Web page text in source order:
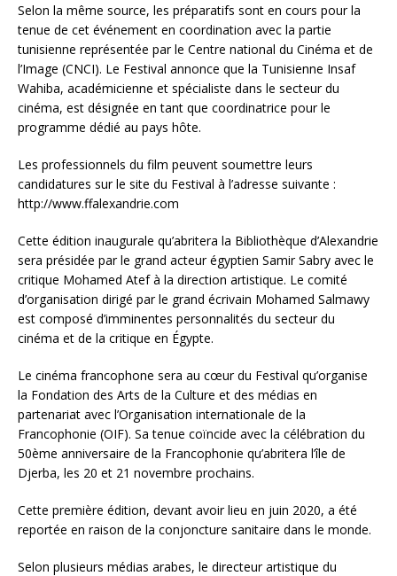
Selon la même source, les préparatifs sont en cours pour la
tenue de cet événement en coordination avec la partie
tunisienne représentée par le Centre national du Cinéma et de
l’Image (CNCI). Le Festival annonce que la Tunisienne Insaf
Wahiba, académicienne et spécialiste dans le secteur du
cinéma, est désignée en tant que coordinatrice pour le
programme dédié au pays hôte.
Les professionnels du film peuvent soumettre leurs
candidatures sur le site du Festival à l’adresse suivante :
http://www.ffalexandrie.com
Cette édition inaugurale qu’abritera la Bibliothèque d’Alexandrie
sera présidée par le grand acteur égyptien Samir Sabry avec le
critique Mohamed Atef à la direction artistique. Le comité
d’organisation dirigé par le grand écrivain Mohamed Salmawy
est composé d’imminentes personnalités du secteur du
cinéma et de la critique en Égypte.
Le cinéma francophone sera au cœur du Festival qu’organise
la Fondation des Arts de la Culture et des médias en
partenariat avec l’Organisation internationale de la
Francophonie (OIF). Sa tenue coïncide avec la célébration du
50ème anniversaire de la Francophonie qu’abritera l’île de
Djerba, les 20 et 21 novembre prochains.
Cette première édition, devant avoir lieu en juin 2020, a été
reportée en raison de la conjoncture sanitaire dans le monde.
Selon plusieurs médias arabes, le directeur artistique du